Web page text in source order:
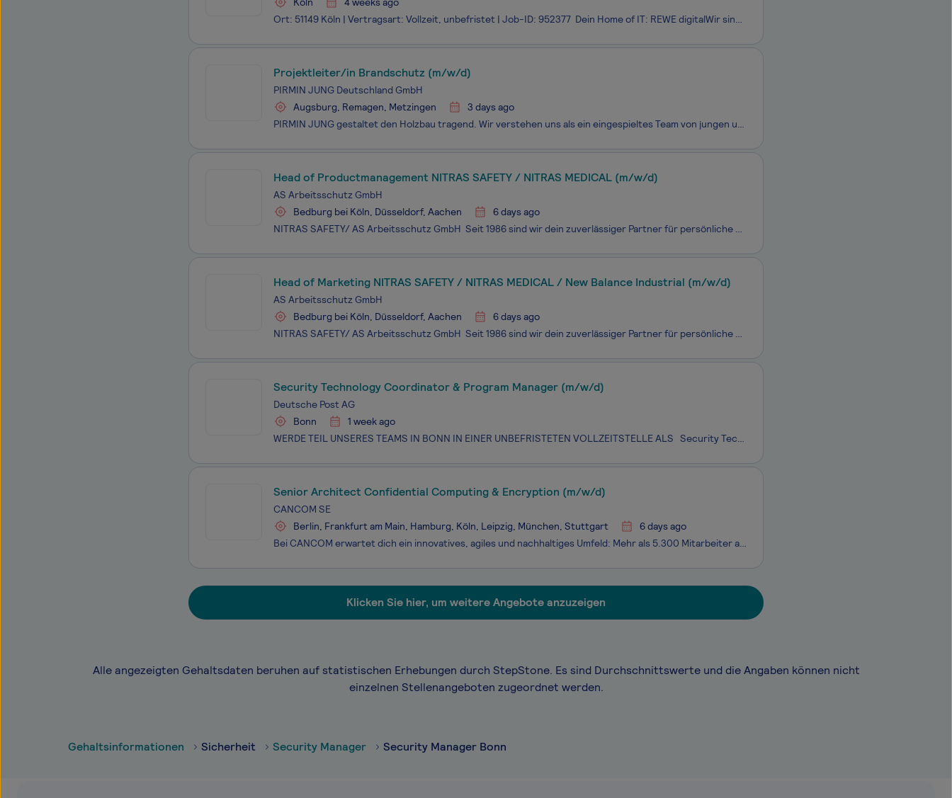
Ort: 51149 Köln | Vertragsart: Vollzeit, unbefristet | Job-ID: 952377 Dein Home of IT: REWE digitalWir sind das Zuhause für alle, die sich in der digitalen Welt tummeln. Ein Tech-Team, in dem IT- und Non-IT-Spezialist:innen aus verschiedensten Bereichen zusammenar
Projektleiter/in Brandschutz (m/w/d)
PIRMIN JUNG Deutschland GmbH
Augsburg, Remagen, Metzingen
3 days ago
PIRMIN JUNG gestaltet den Holzbau tragend. Wir verstehen uns als ein eingespieltes Team von jungen und routinierten Ingenieur:innen und Planer:innen. Uns verbinden die Erfahrungen aus vielen Projekten in den Bereichen Tragwerksplanung, Bauphysik und Brandschutz, unsere gemeinsamen Werte und eine ein
Head of Productmanagement NITRAS SAFETY / NITRAS MEDICAL (m/w/d)
AS Arbeitsschutz GmbH
Bedburg bei Köln, Düsseldorf, Aachen
6 days ago
NITRAS SAFETY/ AS Arbeitsschutz GmbH Seit 1986 sind wir dein zuverlässiger Partner für persönliche Schutzausrüstung und Arbeitskleidung. Wir haben uns auf die Kooperation mit dem technischen Großhandel spezialisiert und beliefern Vertriebspartner in über 30 Ländern. Bis heute sind wir inhabergeführ
Head of Marketing NITRAS SAFETY / NITRAS MEDICAL / New Balance Industrial (m/w/d)
AS Arbeitsschutz GmbH
Bedburg bei Köln, Düsseldorf, Aachen
6 days ago
NITRAS SAFETY/ AS Arbeitsschutz GmbH Seit 1986 sind wir dein zuverlässiger Partner für persönliche Schutzausrüstung und Arbeitskleidung. Wir haben uns auf die Kooperation mit dem technischen Großhandel spezialisiert und beliefern Vertriebspartner in über 30 Ländern. Bis heute sind wir inhabergeführ
Security Technology Coordinator & Program Manager (m/w/d)
Deutsche Post AG
Bonn
1 week ago
WERDE TEIL UNSERES TEAMS IN BONN IN EINER UNBEFRISTETEN VOLLZEITSTELLE ALS Security Technology Coordinator & Program Manager (m/w/d) – in Vollzeit ab 01.10.2026 IHRE ROLLE Für die Abteilung Konzernsicherheit und Krisenmanagement suchen wir eine erfahrene und hochqua
Senior Architect Confidential Computing & Encryption (m/w/d)
CANCOM SE
Berlin, Frankfurt am Main, Hamburg, Köln, Leipzig, München, Stuttgart
6 days ago
Bei CANCOM erwartet dich ein innovatives, agiles und nachhaltiges Umfeld: Mehr als 5.300 Mitarbeiter arbeiten tagtäglich daran, mit Hilfe moderner IT-Lösungen die Zusammenarbeit und den Austausch in verschiedenen Lebensbereichen zu verbessern. Du hast Lust ein Teil davon zu sein und den nächsten Kar
Klicken Sie hier, um weitere Angebote anzuzeigen
Alle angezeigten Gehaltsdaten beruhen auf statistischen Erhebungen durch StepStone. Es sind Durchschnittswerte und die Angaben können nicht
einzelnen Stellenangeboten zugeordnet werden.
Gehaltsinformationen Sicherheit Security Manager Security Manager Bonn